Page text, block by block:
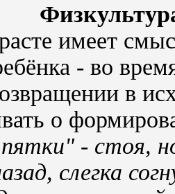
имеет
- во
в
о
- стоя,
слегка